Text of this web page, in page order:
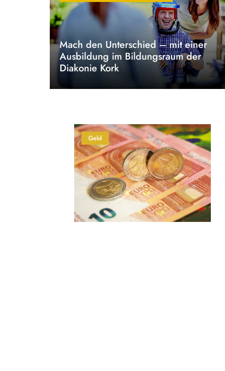
Mach den Unterschied – mit einer
Ausbildung im Bildungsraum der
Diakonie Kork
Geld